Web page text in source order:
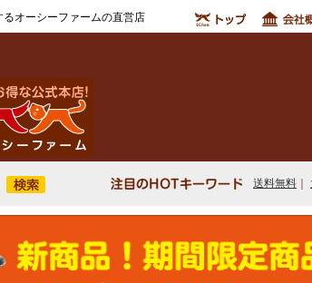
オーシーファームの直営店
送料無料